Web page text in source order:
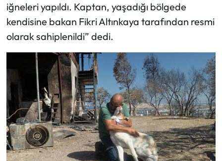
iğneleri yapıldı. Kaptan, yaşadığı bölgede
kendisine bakan Fikri Altınkaya tarafından resmi
olarak sahiplenildi” dedi.